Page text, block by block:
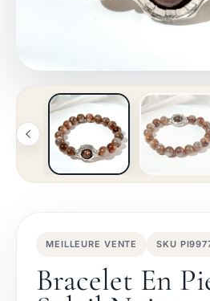
MEILLEURE VENTE SKU
Bracelet En